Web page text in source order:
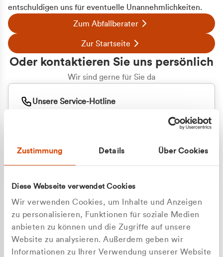
Zustimmung Details Über Cookies
Diese Webseite verwendet Cookies
Wir verwenden Cookies, um Inhalte und Anzeigen
zu personalisieren, Funktionen für soziale Medien
anbieten zu können und die Zugriffe auf unsere
Website zu analysieren. Außerdem geben wir
Informationen zu Ihrer Verwendung unserer Website
entschuldigen uns für eventuelle Unannehmlichkeiten.
Zum Abfallberater
Zur Startseite
Oder kontaktieren Sie uns persönlich
Wir sind gerne für Sie da
Unsere Service-Hotline
+49 177 8376058